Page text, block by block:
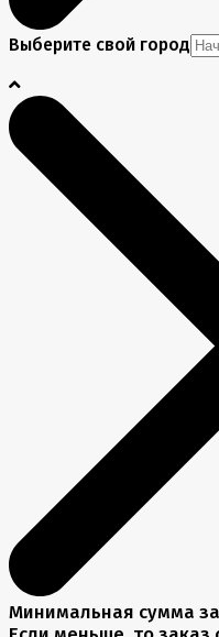
Выберите свой город
Минимальная сумма